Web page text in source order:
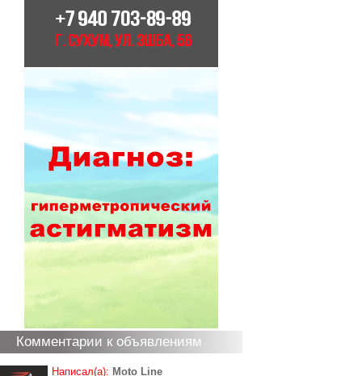
Комментарии к объявлениям
Написал(а): Moto Line